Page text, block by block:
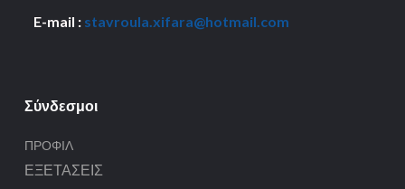
E-mail : stavroula.xifara@hotmail.com
Σύνδεσμοι
ΠΡΟΦΊΛ
ΕΞΕΤΆΣΕΙΣ